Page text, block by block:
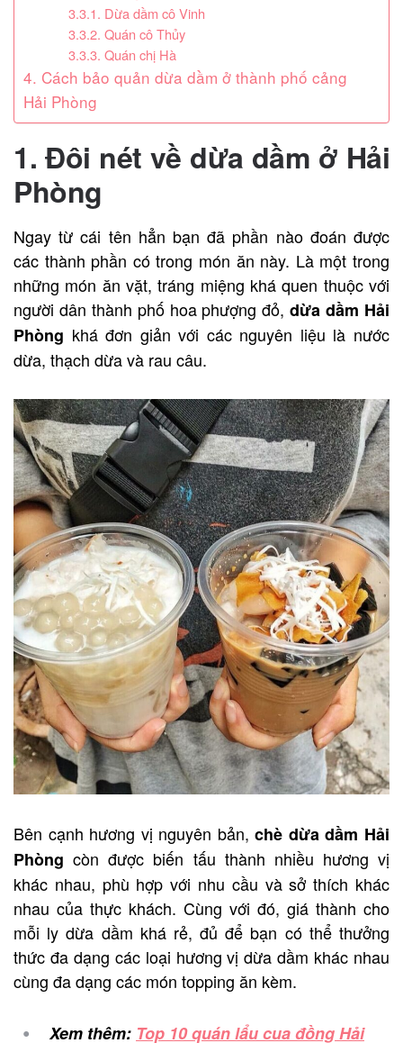
3.3.1. Dừa dầm cô Vinh
3.3.2. Quán cô Thủy
3.3.3. Quán chị Hà
4. Cách bảo quản dừa dầm ở thành phố cảng
Hải Phòng
1. Đôi nét về dừa dầm ở Hải
Phòng
Ngay từ cái tên hẳn bạn đã phần nào đoán được
các thành phần có trong món ăn này. Là một trong
những món ăn vặt, tráng miệng khá quen thuộc với
người dân thành phố hoa phượng đỏ,dừa dầm Hải
Phòng khá đơn giản với các nguyên liệu là nước
dừa, thạch dừa và rau câu.
Bên cạnh hương vị nguyên bản,chè dừa dầm Hải
Phòng còn được biến tấu thành nhiều hương vị
khác nhau, phù hợp với nhu cầu và sở thích khác
nhau của thực khách. Cùng với đó, giá thành cho
mỗi ly dừa dầm khá rẻ, đủ để bạn có thể thưởng
thức đa dạng các loại hương vị dừa dầm khác nhau
cùng đa dạng các món topping ăn kèm.
Xem thêm: Top 10 quán lẩu cua đồng Hải